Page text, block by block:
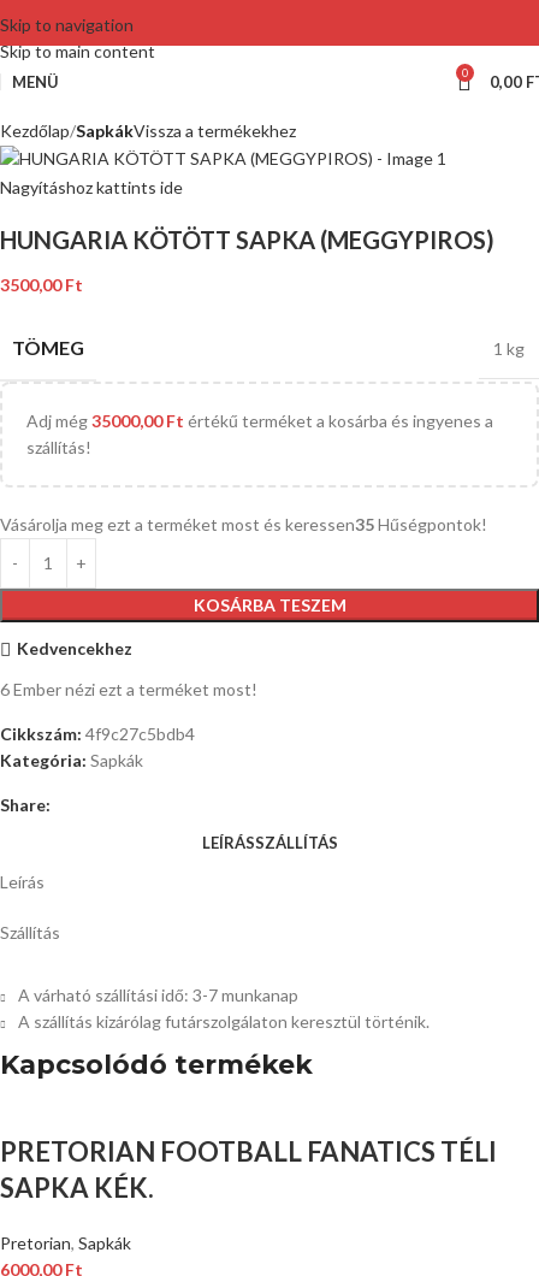
Skip to navigation
Skip to main content
MENÜ 0 0,00
Kezdőlap SapkákVissza a termékekhez
Nagyításhoz kattints ide
HUNGARIA KÖTÖTT SAPKA (MEGGYPIROS)
3500,00Ft
TÖMEG 1 kg
Adj még35000,00Ft értékű terméket a kosárba és ingyenes a
szállítás!
Vásárolja meg ezt a terméket most és keressen35Hűségpontok!
KOSÁRBA TESZEM
Kedvencekhez
6Ember nézi ezt a terméket most!
Cikkszám: 4f9c27c5bdb4
Kategória: Sapkák
Share:
LEÍRÁSSZÁLLÍTÁS
Leírás
Szállítás
A várható szállítási idő: 3-7 munkanap
A szállítás kizárólag futárszolgálaton keresztül történik.
Kapcsolódó termékek
PRETORIAN FOOTBALL FANATICS TÉLI
SAPKA KÉK.
Pretorian, Sapkák
6000,00Ft